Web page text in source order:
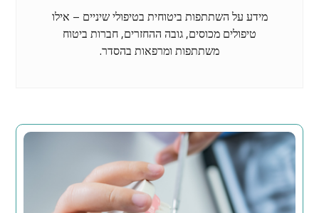
מידע על השתתפות ביטוחית בטיפולי שיניים – אילו
טיפולים מכוסים, גובה ההחזרים, חברות ביטוח
משתתפות ומרפאות בהסדר.